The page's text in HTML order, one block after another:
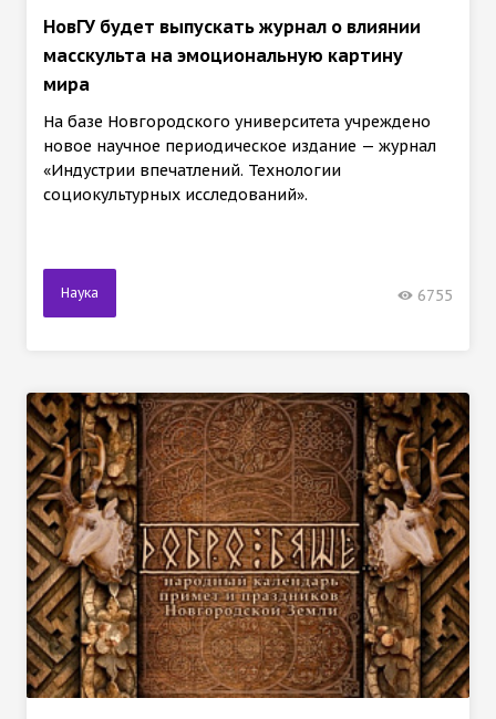
НовГУ будет выпускать журнал о влиянии
масскульта на эмоциональную картину
мира
На базе Новгородского университета учреждено
новое научное периодическое издание — журнал
«Индустрии впечатлений. Технологии
социокультурных исследований».
Наука 6755